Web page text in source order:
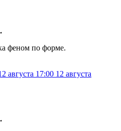
феном по форме.
августа 17:00 12 августа